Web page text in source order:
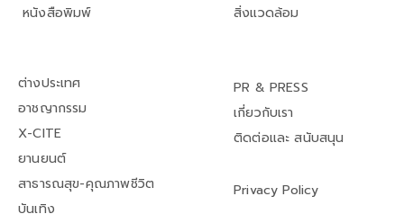
หนังสือพิมพ์
สิ่งแวดล้อม
ต่างประเทศ
อาชญากรรม
X-CITE
ยานยนต์
สาธารณสุข-คุณภาพชีวิต
บันเทิง
PR & PRESS
เกี่ยวกับเรา
ติดต่อและ สนับสนุน
Privacy Policy